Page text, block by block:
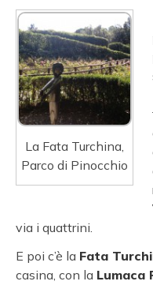
La Fata Turchina,
Parco di Pinocchio
via i quattrini.
E poi c’è la Fata
casina, con la Lumaca